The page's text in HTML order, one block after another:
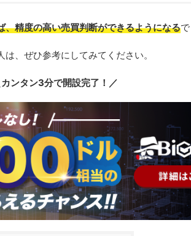
、精度の高い売買判断ができるようになる
、ぜひ参考にしてみてください。
カンタン3分で開設完了！／